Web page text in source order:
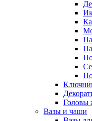
Головы
Вазы и чаши